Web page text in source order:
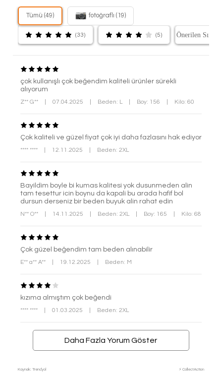
Tümü (49) fotoğraflı (19)
(33) (5)
çok kullanışlı çok beğendim kaliteli ürünler sürekli
alıyorum
Z** G** 07.04.2025 Beden: L Boy: 156 Kilo: 60
Çok kaliteli ve güzel fiyat çok iyi daha fazlasını hak ediyor
**** **** 12.11.2025 Beden: 2XL
Bayildim boyle bi kumas kalitesi yok dusunmeden alin
tam tesettur icin boynu da kapali bu arada hafif bol
dursun derseniz bir beden buyuk alin rahat edin
N** O** 14.11.2025 Beden: 2XL Boy: 165 Kilo: 68
Çok güzel beğendim tam beden alınabilir
E** a** A** 19.12.2025 Beden: M
kızıma almıştım çok beğendi
**** **** 01.03.2025 Beden: 2XL
Daha Fazla Yorum Göster
Kaynak: Trendyol ⚡ CollectAction